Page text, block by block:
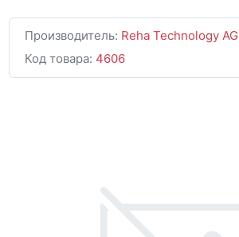
Производитель: Reha Technology AG
Код товара: 4606